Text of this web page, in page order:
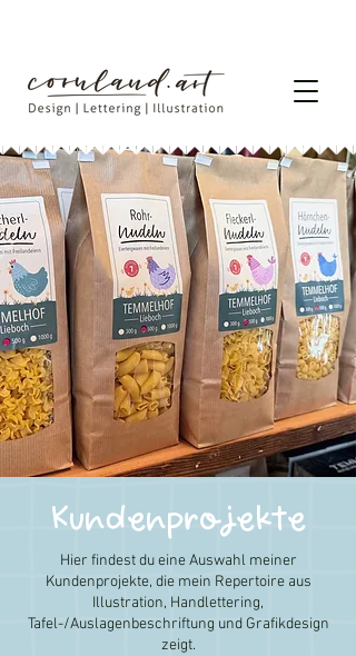
Kundenprojekte
Hier findest du eine Auswahl meiner
Kundenprojekte, die mein Repertoire aus
Illustration, Handlettering,
Tafel-/Auslagenbeschriftung und Grafikdesign
zeigt.